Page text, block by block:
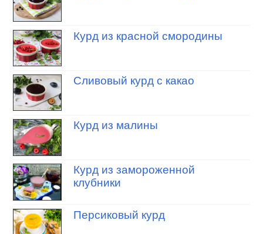
Курд из красной смородины
Сливовый курд с какао
Курд из малины
Курд из замороженной
клубники
Персиковый курд